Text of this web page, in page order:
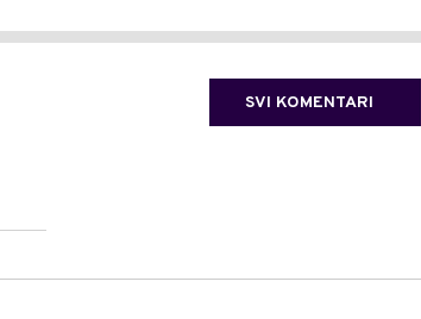
SVI KOMENTARI